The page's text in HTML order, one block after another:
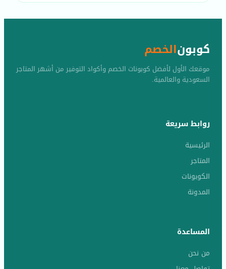
كوبونالخصم
موقعك الأول لأفضل كوبونات الخصم وأكواد التوفير من أشهر المتاجر
السعودية والعالمية.
روابط سريعة
الرئيسية
المتاجر
الكوبونات
المدونة
المساعدة
من نحن